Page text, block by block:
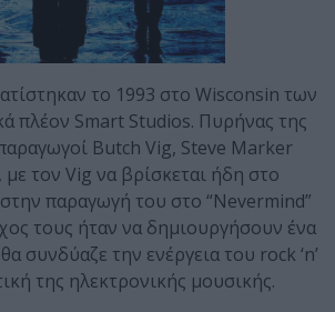
το 1993 στο Wisconsin των
πλέον Smart Studios. Πυρήνας της
Butch Vig, Steve Marker
τον Vig να βρίσκεται ήδη στο
παραγωγή του στο “Nevermind”
τους ήταν να δημιουργήσουν ένα
συνδύαζε την ενέργεια του rock ‘n’
της ηλεκτρονικής μουσικής.